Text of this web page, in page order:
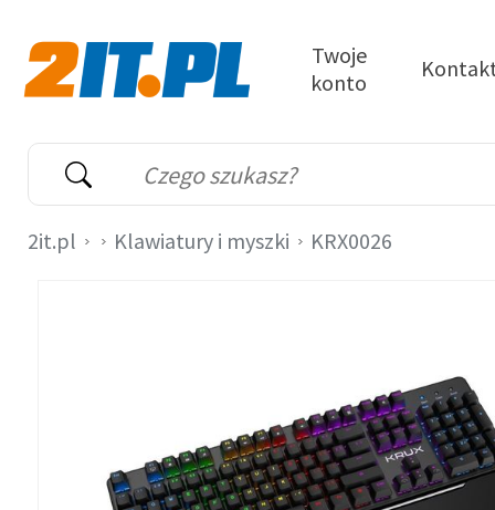
Wyszukiwarka
Słowo kluczowe
Twoje
konto
2it.pl Klawiatury i myszki KRX0026